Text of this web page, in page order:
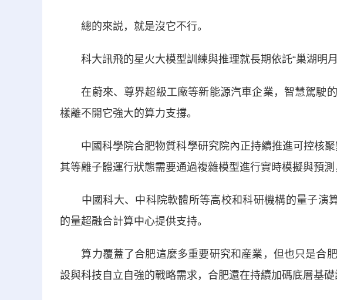
總的來説，就是沒它不行。
科大訊飛的星火大模型訓練與推理就長期依託“巢湖明月
在蔚來、尊界超級工廠等新能源汽車企業，智慧駕駛的
樣離不開它強大的算力支撐。
中國科學院合肥物質科學研究院內正持續推進可控核聚
其等離子體運行狀態需要通過複雜模型進行實時模擬與預測
中國科大、中科院軟體所等高校和科研機構的量子演算
的量超融合計算中心提供支持。
算力覆蓋了合肥這麼多重要研究和産業，但也只是合
設與科技自立自強的戰略需求，合肥還在持續加碼底層基礎